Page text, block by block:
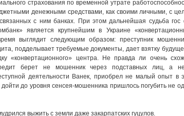
страхования по временной утрате
денежными средствами, как своими личными, с
с ним банках. При этом дальнейшая судьба гос
является крупнейшим в Украине
выглядит следующим образом: преступник
подделывает требуемые документы, дает взятку
«конвертационного» центра. Не правда ли очень
берет не мошенник через подставных лиц, а
деятельности Ванек, приобрел не малый опыт в
до уровня сенсея-мошенника пришлось погубить не
выжить с земли даже закарпатских гуцулов.